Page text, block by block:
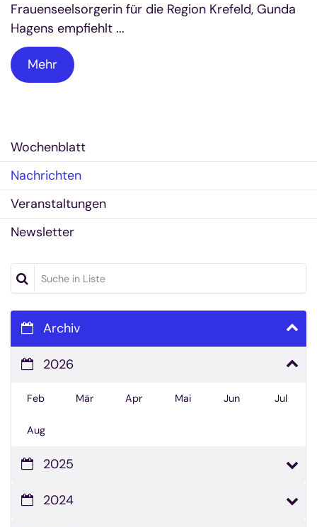
Frauenseelsorgerin für die Region Krefeld, Gunda
Hagens empfiehlt ...
Mehr
Wochenblatt
Nachrichten
Veranstaltungen
Newsletter
Suche in Liste
Archiv
2026
Feb Mär Apr Mai Jun Jul
Aug
2025
2024